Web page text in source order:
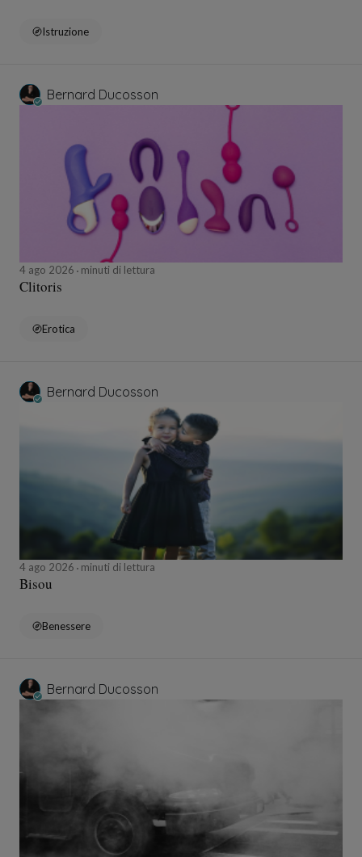
Istruzione
Bernard Ducosson
4 ago 2026 minuti di lettura
Clitoris
Erotica
Bernard Ducosson
4 ago 2026 minuti di lettura
Bisou
Benessere
Bernard Ducosson